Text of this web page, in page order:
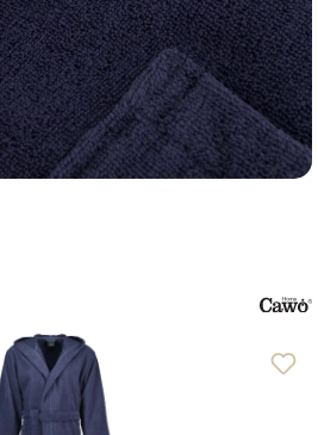
von 4.81 von 5 Sternen